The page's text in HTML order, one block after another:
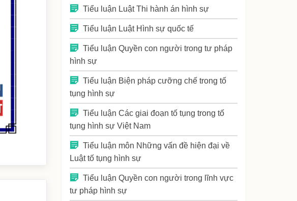
Tiểu luận Luật Thi hành án hình sự
Tiểu luận Luật Hình sự quốc tế
Tiểu luận Quyền con người trong tư pháp
hình sự
Tiểu luận Biện pháp cưỡng chế trong tố
tụng hình sự
Tiểu luận Các giai đoạn tố tụng trong tố
tụng hình sự Việt Nam
Tiểu luận môn Những vấn đề hiện đại về
Luật tố tụng hình sự
Tiểu luận Quyền con người trong lĩnh vực
tư pháp hình sự